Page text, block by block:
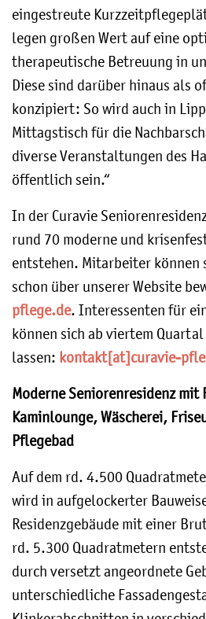
eingestreute
legen großen Wert auf eine
therapeutische Betreuung in
Diese sind darüber hinaus als
konzipiert: So wird auch in
Mittagstisch für die
diverse Veranstaltungen des
öffentlich sein.“
In der Curavie
rund 70 moderne und
entstehen. Mitarbeiter können
schon über unserer Website
pflege.de. Interessenten für
können sich ab viertem
lassen: kontakt[at]curavie-
Moderne Seniorenresidenz mit
Kaminlounge, Wäscherei,
Pflegebad
Auf dem rd. 4.500
wird in aufgelockerter
Residenzgebäude mit einer
rd. 5.300 Quadratmetern
durch versetzt angeordnete
unterschiedliche